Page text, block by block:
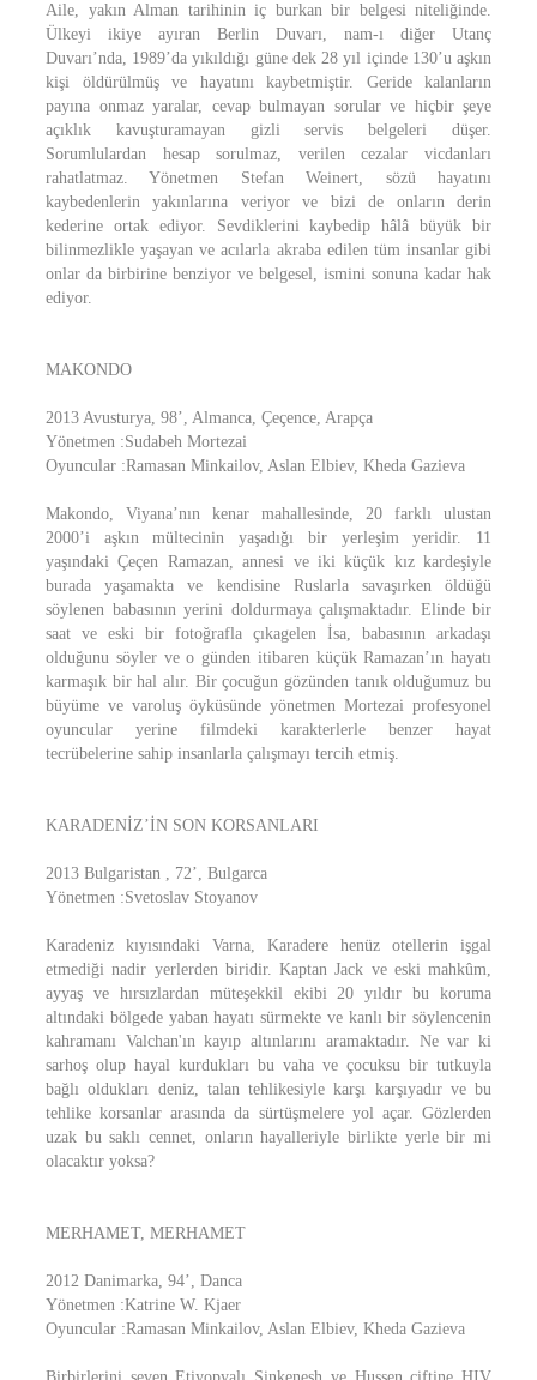
Aile, yakın Alman tarihinin iç burkan bir belgesi niteliğinde.
Ülkeyi ikiye ayıran Berlin Duvarı, nam-ı diğer Utanç
Duvarı’nda, 1989’da yıkıldığı güne dek 28 yıl içinde 130’u aşkın
kişi öldürülmüş ve hayatını kaybetmiştir. Geride kalanların
payına onmaz yaralar, cevap bulmayan sorular ve hiçbir şeye
açıklık kavuşturamayan gizli servis belgeleri düşer.
Sorumlulardan hesap sorulmaz, verilen cezalar vicdanları
rahatlatmaz. Yönetmen Stefan Weinert, sözü hayatını
kaybedenlerin yakınlarına veriyor ve bizi de onların derin
kederine ortak ediyor. Sevdiklerini kaybedip hâlâ büyük bir
bilinmezlikle yaşayan ve acılarla akraba edilen tüm insanlar gibi
onlar da birbirine benziyor ve belgesel, ismini sonuna kadar hak
ediyor.
MAKONDO
2013 Avusturya, 98’, Almanca, Çeçence, Arapça
Yönetmen :Sudabeh Mortezai
Oyuncular :Ramasan Minkailov, Aslan Elbiev, Kheda Gazieva
Makondo, Viyana’nın kenar mahallesinde, 20 farklı ulustan
2000’i aşkın mültecinin yaşadığı bir yerleşim yeridir. 11
yaşındaki Çeçen Ramazan, annesi ve iki küçük kız kardeşiyle
burada yaşamakta ve kendisine Ruslarla savaşırken öldüğü
söylenen babasının yerini doldurmaya çalışmaktadır. Elinde bir
saat ve eski bir fotoğrafla çıkagelen İsa, babasının arkadaşı
olduğunu söyler ve o günden itibaren küçük Ramazan’ın hayatı
karmaşık bir hal alır. Bir çocuğun gözünden tanık olduğumuz bu
büyüme ve varoluş öyküsünde yönetmen Mortezai profesyonel
oyuncular yerine filmdeki karakterlerle benzer hayat
tecrübelerine sahip insanlarla çalışmayı tercih etmiş.
KARADENİZ’İN SON KORSANLARI
2013 Bulgaristan , 72’, Bulgarca
Yönetmen :Svetoslav Stoyanov
Karadeniz kıyısındaki Varna, Karadere henüz otellerin işgal
etmediği nadir yerlerden biridir. Kaptan Jack ve eski mahkûm,
ayyaş ve hırsızlardan müteşekkil ekibi 20 yıldır bu koruma
altındaki bölgede yaban hayatı sürmekte ve kanlı bir söylencenin
kahramanı Valchan'ın kayıp altınlarını aramaktadır. Ne var ki
sarhoş olup hayal kurdukları bu vaha ve çocuksu bir tutkuyla
bağlı oldukları deniz, talan tehlikesiyle karşı karşıyadır ve bu
tehlike korsanlar arasında da sürtüşmelere yol açar. Gözlerden
uzak bu saklı cennet, onların hayalleriyle birlikte yerle bir mi
olacaktır yoksa?
MERHAMET, MERHAMET
2012 Danimarka, 94’, Danca
Yönetmen :Katrine W. Kjaer
Oyuncular :Ramasan Minkailov, Aslan Elbiev, Kheda Gazieva